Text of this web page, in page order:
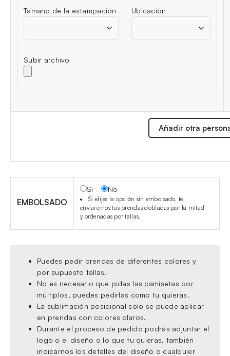
Tamaño de la estampación Ubicación
Subir archivo
Añadir otra
EMBOLSADO
Si No
Si elijes la opción sin embolsado, te
enviaremos tus prendas dobladas por la mitad
y ordenadas por tallas.
Puedes pedir prendas de diferentes colores y
por supuesto tallas.
No es necesario que pidas las camisetas por
múltiplos, puedes pedirlas como tu quieras.
La sublimación posicional solo se puede aplicar
en prendas con colores claros.
Durante el proceso de pedido podrás adjuntar el
logo o el diseño o lo que tu quieras, también
indicarnos los detalles del diseño o cualquier